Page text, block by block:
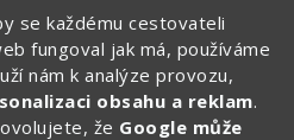
se každému cestovateli
fungoval jak má, používáme
nám k analýze provozu,
obsahu a reklam.
že Google může